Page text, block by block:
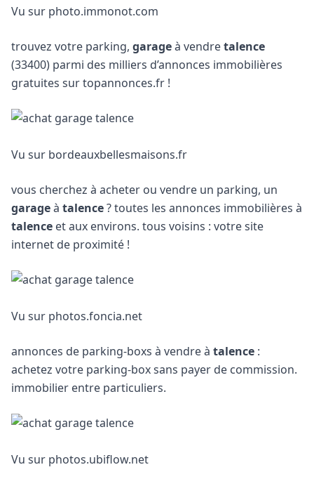
Vu sur photo.immonot.com
trouvez votre parking, garageà vendretalence
(33400) parmi des milliers d’annonces immobilières
gratuites sur topannonces.fr !
Vu sur bordeauxbellesmaisons.fr
vous cherchez à acheter ou vendre un parking, un
garageà talence? toutes les annonces immobilières à
talence et aux environs. tous voisins : votre site
internet de proximité !
Vu sur photos.foncia.net
annonces de parking-boxs à vendre à talence :
achetez votre parking-box sans payer de commission.
immobilier entre particuliers.
Vu sur photos.ubiflow.net